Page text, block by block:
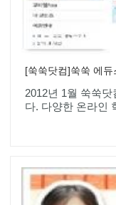
[쑥쑥닷컴]쑥쑥 에
2012년 1월 쑥쑥
다. 다양한 온라인